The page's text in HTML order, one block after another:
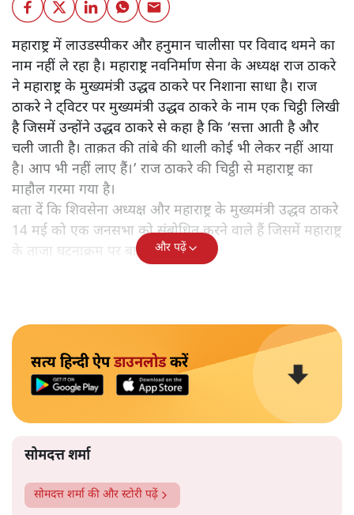
महाराष्ट्र में लाउडस्पीकर और हनुमान चालीसा पर विवाद थमने का
नाम नहीं ले रहा है। महाराष्ट्र नवनिर्माण सेना के अध्यक्ष राज ठाकरे
ने महाराष्ट्र के मुख्यमंत्री उद्धव ठाकरे पर निशाना साधा है। राज
ठाकरे ने ट्विटर पर मुख्यमंत्री उद्धव ठाकरे के नाम एक चिट्ठी लिखी
है जिसमें उन्होंने उद्धव ठाकरे से कहा है कि ‘सत्ता आती है और
चली जाती है। ताक़त की तांबे की थाली कोई भी लेकर नहीं आया
है। आप भी नहीं लाए हैं।’ राज ठाकरे की चिट्ठी से महाराष्ट्र का
माहौल गरमा गया है।
बता दें कि शिवसेना अध्यक्ष और महाराष्ट्र के मुख्यमंत्री उद्धव ठाकरे
14 मई को एक जनसभा को संबोधित करने वाले हैं जिसमें महाराष्ट्र
के ताजा घटनाक्रम पर बात करेंगे।
और पढ़ें
सत्य हिन्दी ऐपडाउनलोडकरें
सोमदत्त शर्मा
सोमदत्त शर्मा की और स्टोरी पढ़ें